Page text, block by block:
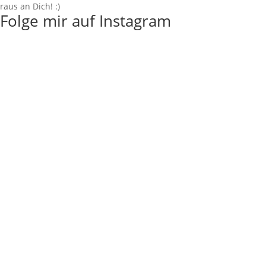
raus an Dich! :)
Folge mir auf Instagram